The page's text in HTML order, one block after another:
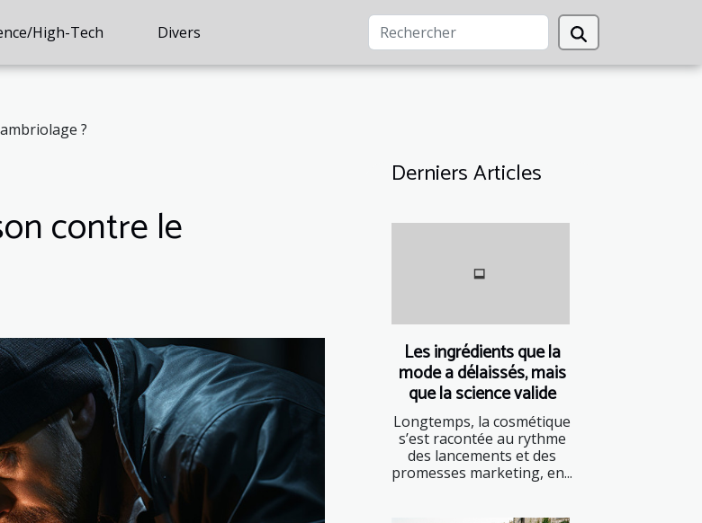
High-Tech Divers
?
contre le
Derniers Articles
Les ingrédients que la
mode a délaissés, mais
que la science valide
Longtemps, la cosmétique
s’est racontée au rythme
des lancements et des
promesses marketing, en...